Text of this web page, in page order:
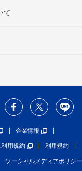
て
企業情報
利用規約 利用規約
ソーシャルメディアポリシー